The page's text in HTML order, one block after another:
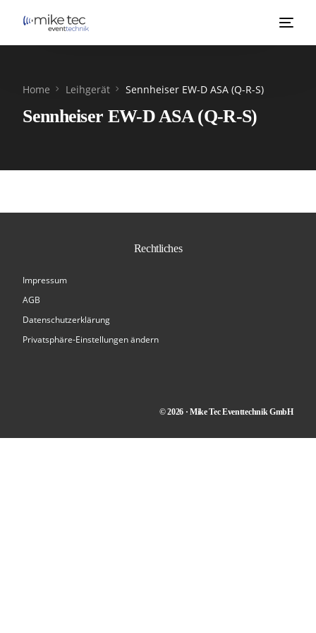
Home Leihgerät Sennheiser EW-D ASA (Q-R-S)
Sennheiser EW-D ASA (Q-R-S)
Rechtliches
Impressum
AGB
Datenschutzerklärung
Privatsphäre-Einstellungen ändern
© 2026 · Mike Tec Eventtechnik GmbH